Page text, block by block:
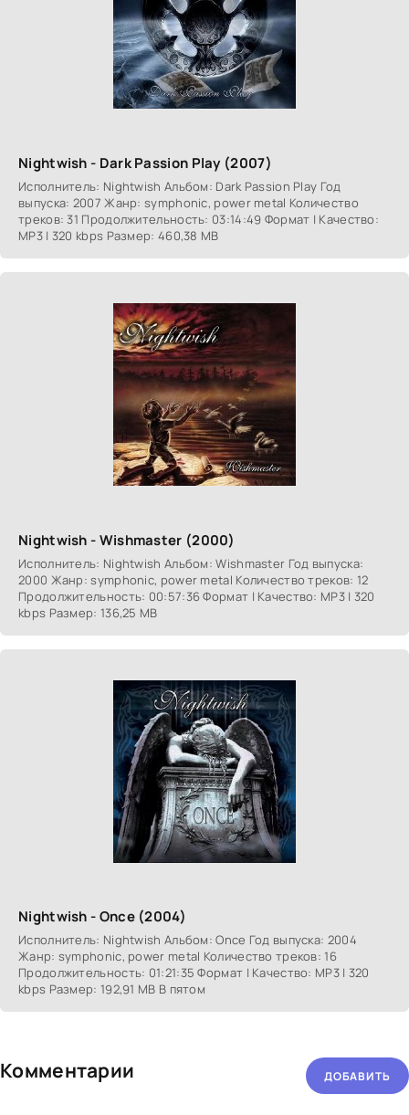
Nightwish - Dark Passion Play (2007)
Исполнитель: Nightwish Альбом: Dark Passion Play Год
выпуска: 2007 Жанр: symphonic, power metal Количество
треков: 31 Продолжительность: 03:14:49 Формат | Качество:
MP3 | 320 kbps Размер: 460,38 MB
Nightwish - Wishmaster (2000)
Исполнитель: Nightwish Альбом: Wishmaster Год выпуска:
2000 Жанр: symphonic, power metal Количество треков: 12
Продолжительность: 00:57:36 Формат | Качество: MP3 | 320
kbps Размер: 136,25 MB
Nightwish - Once (2004)
Исполнитель: Nightwish Альбом: Once Год выпуска: 2004
Жанр: symphonic, power metal Количество треков: 16
Продолжительность: 01:21:35 Формат | Качество: MP3 | 320
kbps Размер: 192,91 MB В пятом
Комментарии ДОБАВИТЬ